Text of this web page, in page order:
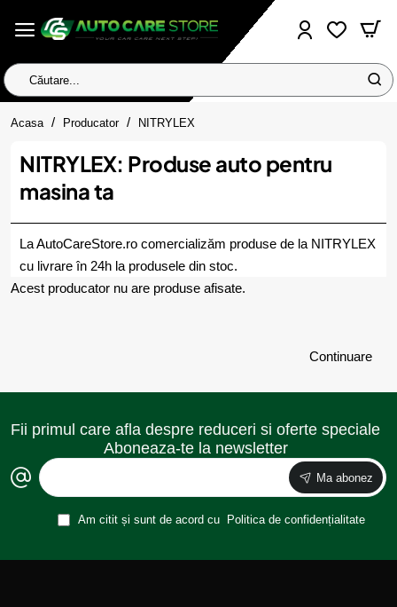
Căutare...
Acasa homeProducator NITRYLEX
NITRYLEX: Produse auto pentru
masina ta
La AutoCareStore.ro comercializăm produse de la NITRYLEX
cu livrare în 24h la produsele din stoc.
Acest producator nu are produse afisate.
Continuare
Fii primul care afla despre reduceri si oferte speciale
Aboneaza-te la newsletter
Ma abonez
Am citit și sunt de acord cu Politica de confidențialitate